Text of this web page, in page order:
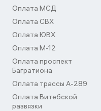
Оплата МСД
Оплата СВХ
Оплата ЮВХ
Оплата М-12
Оплата проспект
Багратиона
Оплата трассы А-289
Оплата Витебской
развязки